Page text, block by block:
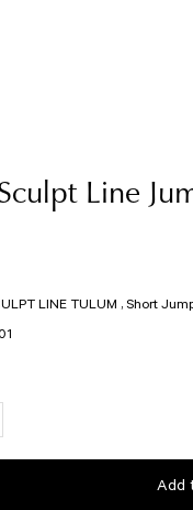
Line
LINE TULUM ,Short
Add